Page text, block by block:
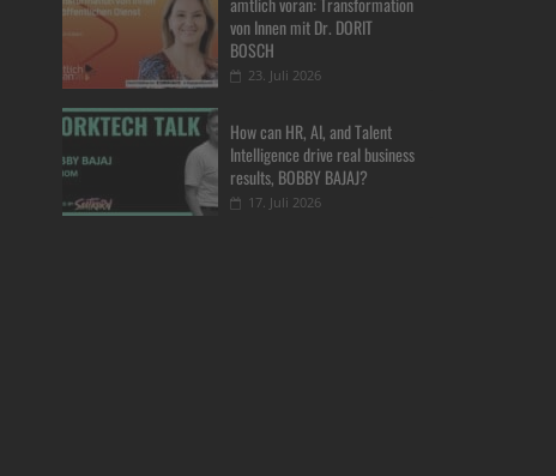
von Innen mit Dr. DORIT
BOSCH
23. Juli 2026
How can HR, AI, and Talent
Intelligence drive real business
results, BOBBY BAJAJ?
17. Juli 2026